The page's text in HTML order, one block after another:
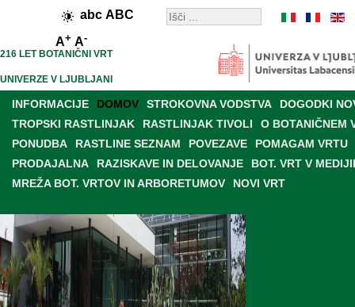
abc ABC
A+ A-
216 LET BOTANIČNI VRT
UNIVERZE V LJUBLJANI
INFORMACIJE DOMOV STROKOVNA VODSTVA
DOGODKI
TROPSKI RASTLINJAK
RASTLINJAK TIVOLI
O BOTANIČNEM
PONUDBA
RASTLINE SEZNAM POVEZAVE
POMAGAM VRTU
PRODAJALNA
RAZISKAVE IN DELOVANJE
BOT. VRT V
MREŽA BOT. VRTOV IN ARBORETUMOV
NOVI VRT